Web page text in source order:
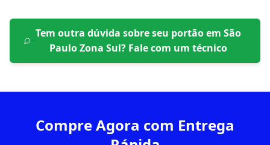
Tem outra dúvida sobre seu portão emSão
Paulo Zona Sul? Fale com um técnico
Compre Agora com Entrega